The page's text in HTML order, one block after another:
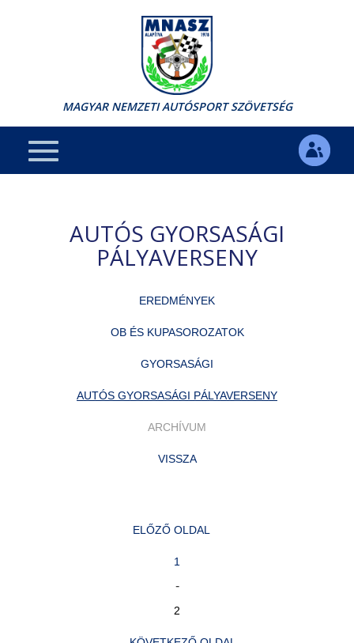
MAGYAR NEMZETI AUTÓSPORT SZÖVETSÉG
AUTÓS GYORSASÁGI
PÁLYAVERSENY
EREDMÉNYEK
OB ÉS KUPASOROZATOK
GYORSASÁGI
AUTÓS GYORSASÁGI PÁLYAVERSENY
ARCHÍVUM
VISSZA
ELŐZŐ OLDAL
1
-
2